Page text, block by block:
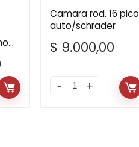
Camara rod. 16 pico
auto/schrader
$ 9.000,00